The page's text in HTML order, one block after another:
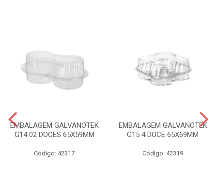
EMBALAGEM GALVANOTEK
G14 02 DOCES 65X59MM
Código: 42317
EMBALAGEM GALVANOTEK
G15 4 DOCE 65X69MM
Código: 42319